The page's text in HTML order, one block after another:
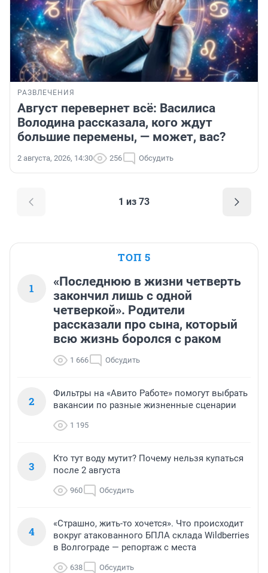
РАЗВЛЕЧЕНИЯ
Август перевернет всё: Василиса
Володина рассказала, кого ждут
большие перемены, — может, вас?
2 августа, 2026, 14:30 256 Обсудить
1 из 73
ТОП 5
1
«Последнюю в жизни четверть
закончил лишь с одной
четверкой». Родители
рассказали про сына, который
всю жизнь боролся с раком
1 666 Обсудить
2
Фильтры на «Авито Работе» помогут выбрать
вакансии по разные жизненные сценарии
1 195
3
Кто тут воду мутит? Почему нельзя купаться
после 2 августа
960 Обсудить
4
«Страшно, жить-то хочется». Что происходит
вокруг атакованного БПЛА склада Wildberries
в Волгограде — репортаж с места
638 Обсудить